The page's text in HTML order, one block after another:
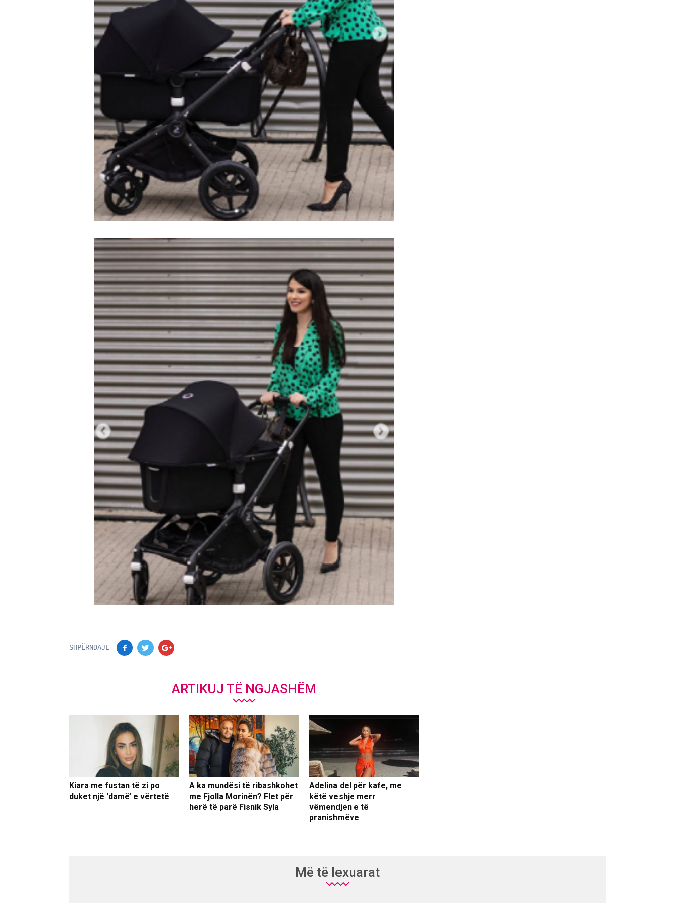
SHPËRNDAJE
ARTIKUJ TË NGJASHËM
Kiara me fustan të zi po
duket një ‘damë’ e vërtetë
A ka mundësi të ribashkohet
me Fjolla Morinën? Flet për
herë të parë Fisnik Syla
Adelina del për kafe, me
këtë veshje merr
vëmendjen e të
pranishmëve
Më të lexuarat